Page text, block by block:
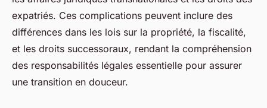
expatriés. Ces complications peuvent inclure des
différences dans les lois sur la propriété, la fiscalité,
et les droits successoraux, rendant la compréhension
des responsabilités légales essentielle pour assurer
une transition en douceur.